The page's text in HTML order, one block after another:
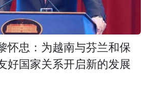
怀忠：为越南与芬兰和保
好国家关系开启新的发展